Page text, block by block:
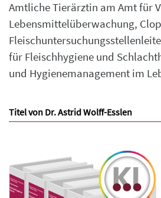
Amtliche Tierärztin am Amt für
Lebensmittelüberwachung,
für Fleischhygiene und
und Hygienemanagement im
Titel von Dr. Astrid Wolff-Esslen